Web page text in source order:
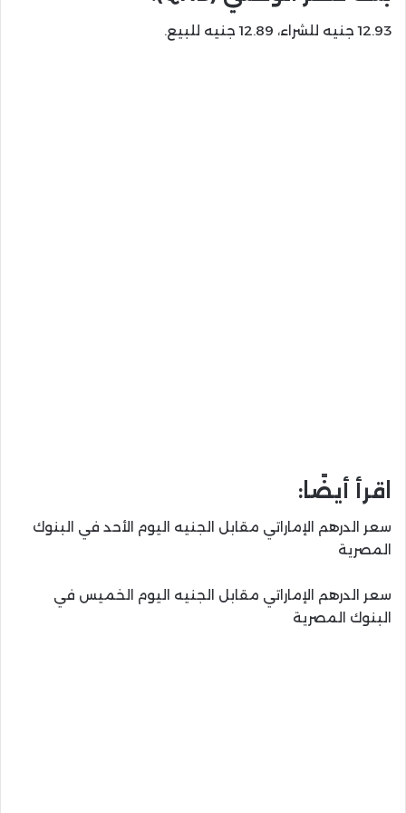
12.93 جنيه للشراء، 12.89 جنيه للبيع.
اقرأ أيضًا:
سعر الدرهم الإماراتي مقابل الجنيه اليوم الأحد في البنوك
المصرية
سعر الدرهم الإماراتي مقابل الجنيه اليوم الخميس في
البنوك المصرية